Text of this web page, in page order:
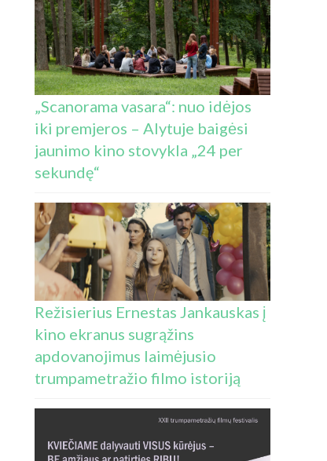
„Scanorama vasara“: nuo idėjos
iki premjeros – Alytuje baigėsi
jaunimo kino stovykla „24 per
sekundę“
Režisierius Ernestas Jankauskas į
kino ekranus sugrąžins
apdovanojimus laimėjusio
trumpametražio filmo istoriją